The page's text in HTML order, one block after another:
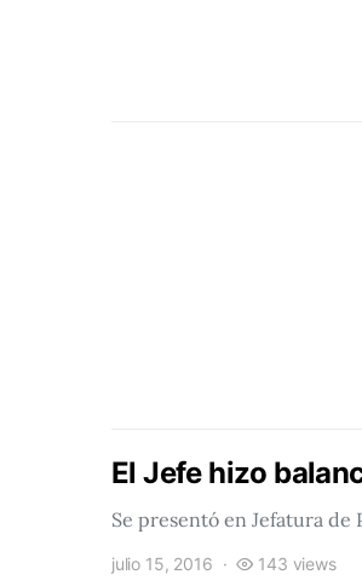
El Jefe hizo
Se presentó en Jefatura
julio 15, 2016 143 views